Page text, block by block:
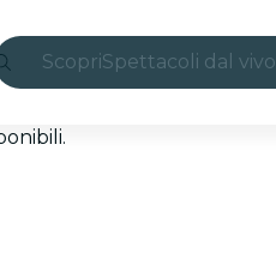
ScopriSpettacoli dal vivo